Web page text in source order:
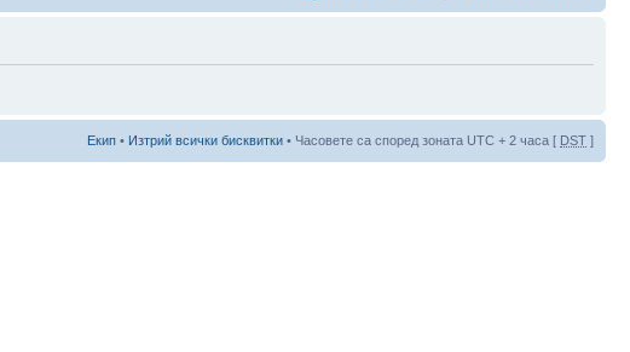
Екип • Изтрий всички бисквитки • Часовете са според зоната UTC + 2 часа [ DST ]